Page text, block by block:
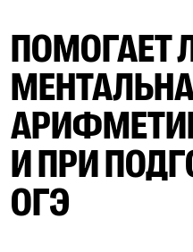
ПОМОГАЕТ
И ПРИ
ОГЭ